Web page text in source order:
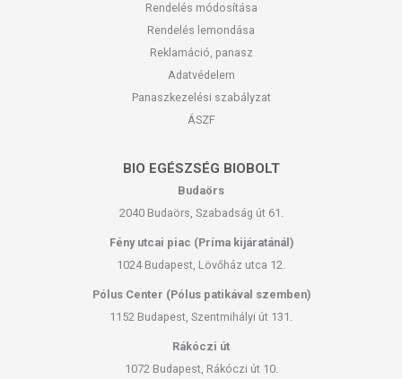
Rendelés módosítása
Rendelés lemondása
Reklamáció, panasz
Adatvédelem
Panaszkezelési szabályzat
ÁSZF
BIO EGÉSZSÉG BIOBOLT
Budaörs
2040 Budaörs, Szabadság út 61.
Fény utcai piac (Príma kijáratánál)
1024 Budapest, Lövőház utca 12.
Pólus Center (Pólus patikával szemben)
1152 Budapest, Szentmihályi út 131.
Rákóczi út
1072 Budapest, Rákóczi út 10.